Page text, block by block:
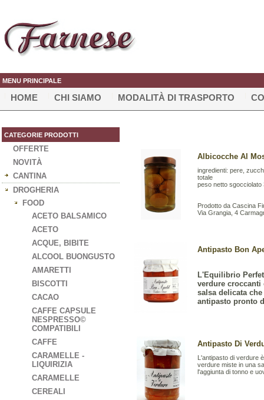
MENU PRINCIPALE
HOME CHI SIAMO MODALITÀ DI TRASPORTO
CATEGORIE PRODOTTI
OFFERTE
NOVITÀ
CANTINA
DROGHERIA
FOOD
ACETO BALSAMICO
ACETO
ACQUE, BIBITE
ALCOOL BUONGUSTO
AMARETTI
BISCOTTI
CACAO
CAFFE CAPSULE
NESPRESSO©
COMPATIBILI
CAFFE
CARAMELLE -
LIQUIRIZIA
CARAMELLE
CEREALI
Albicocche Al
ingredienti: pere,
totale
peso netto sgocciolato
Prodotto da Cascina
Via Grangia, 4
Antipasto Bon
L'Equilibrio
verdure
salsa delicata
antipasto pronto
Antipasto Di
L'antipasto di verdure
verdure miste in una
l'aggiunta di tonno e